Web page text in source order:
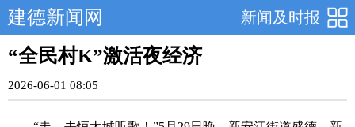
新闻及时报
建德新闻网
“全民村K”激活夜经济
2026-06-01 08:05